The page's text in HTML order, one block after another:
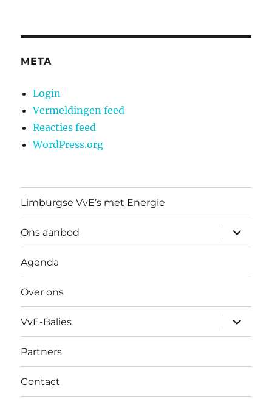
META
Login
Vermeldingen feed
Reacties feed
WordPress.org
Limburgse VvE’s met Energie
Ons aanbod
Agenda
Over ons
VvE-Balies
Partners
Contact